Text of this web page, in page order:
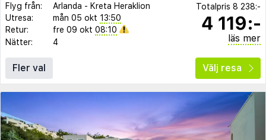
Flyg från: Arlanda - Kreta Heraklion
Utresa:
mån 05 okt 13:50
Retur:
fre 09 okt 08:10
Nätter:
4
Totalpris 8 238:-
4 119:-
läs mer
Fler val Välj resa